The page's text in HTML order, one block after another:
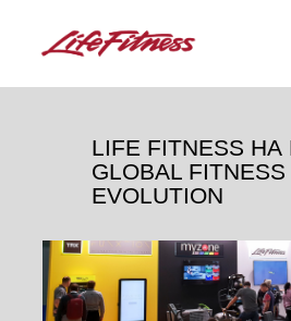
LIFE FITNESS
GLOBAL FITNESS
EVOLUTION